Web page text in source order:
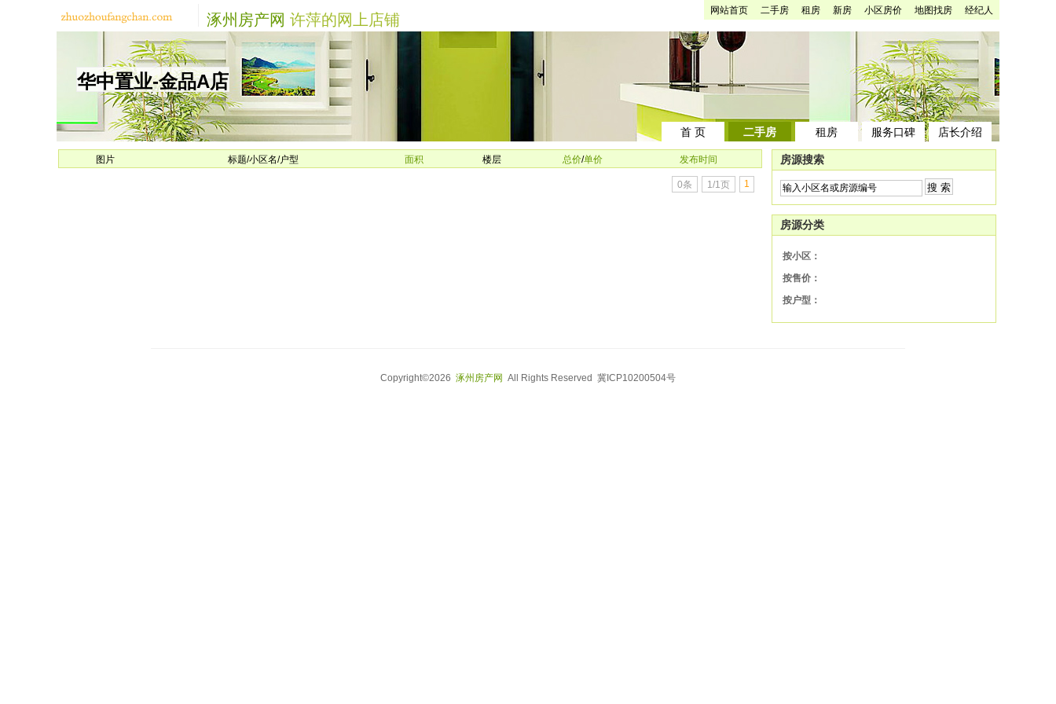
涿州房产网 许萍的网上店铺
网站首页 二手房 租房 新房 小区房价 地图找房 经纪人
华中置业-金品A店
首 页 二手房 租房 服务口碑 店长介绍
图片 标题/小区名/户型 面积 楼层 总价/单价 发布时间
0条 1/1页 1
房源搜索
房源分类
按小区：
按售价：
按户型：
Copyright©2026 涿州房产网 All Rights Reserved 冀ICP10200504号